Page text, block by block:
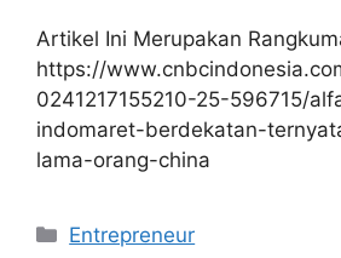
Artikel Ini Merupakan
https://
0241217155210-25-596715/
indomaret-berdekatan-
lama-orang-china
Kategori
Entrepreneur